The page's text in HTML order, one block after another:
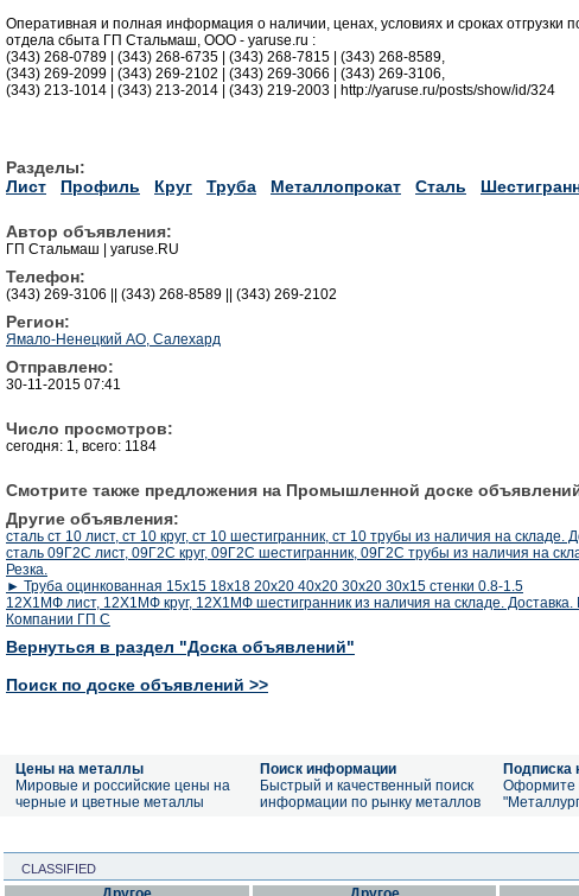
Оперативная и полная информация о наличии, ценах, условиях и сроках отгрузки
отдела сбыта ГП Стальмаш, ООО - yaruse.ru :
(343) 268-0789 | (343) 268-6735 | (343) 268-7815 | (343) 268-8589,
(343) 269-2099 | (343) 269-2102 | (343) 269-3066 | (343) 269-3106,
(343) 213-1014 | (343) 213-2014 | (343) 219-2003 | http://yaruse.ru/posts/show/id/324
Разделы:
Лист
Профиль Круг Труба Металлопрокат Сталь
Автор объявления:
ГП Стальмаш | yaruse.RU
Телефон:
(343) 269-3106 || (343) 268-8589 || (343) 269-2102
Регион:
Ямало-Ненецкий АО, Салехард
Отправлено:
30-11-2015 07:41
Число просмотров:
сегодня: 1, всего: 1184
Смотрите также предложения на Промышленной доске
Другие объявления:
сталь ст 10 лист, ст 10 круг, ст 10 шестигранник, ст 10 трубы из наличия на складе.
сталь 09Г2С лист, 09Г2С круг, 09Г2С шестигранник, 09Г2С трубы из наличия на
Резка.
► Труба оцинкованная 15х15 18х18 20х20 40х20 30х20 30х15 стенки 0.8-1.5
12Х1МФ лист, 12Х1МФ круг, 12Х1МФ шестигранник из наличия на складе. Доставка.
Компании ГП С
Вернуться в раздел "Доска объявлений"
Поиск по доске объявлений >>
Цены на металлы
Мировые и российские цены на
черные и цветные металлы
Поиск информации
Быстрый и качественный поиск
информации по рынку металлов
Подписка
Оформите
CLASSIFIED